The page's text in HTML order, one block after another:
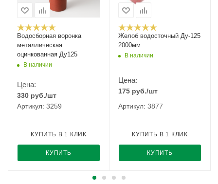
Водосборная воронка
металлическая
оцинкованная Ду125
В наличии
Цена:
330 руб./шт
Артикул: 3259
КУПИТЬ
КУПИТЬ В 1 КЛИК
Желоб водосточный Ду-125
2000мм
В наличии
Цена:
175 руб./шт
Артикул: 3877
КУПИТЬ
КУПИТЬ В 1 КЛИК